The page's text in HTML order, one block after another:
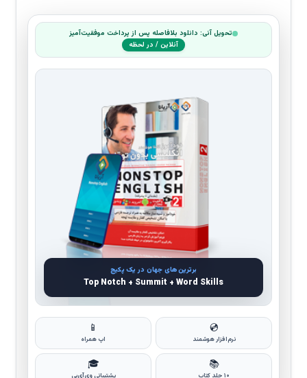
تحویل آنی: دانلود بلافاصله پس از پرداخت موفقیت‌آمیز
آنلاین / در لحظه
برترین‌های جهان در یک پکیج
Top Notch + Summit + Word Skills
💿
نرم‌افزار هوشمند
📱
اپ همراه
📚
۱۰ جلد کتاب
🎓
پشتیبانی وی‌آی‌پی